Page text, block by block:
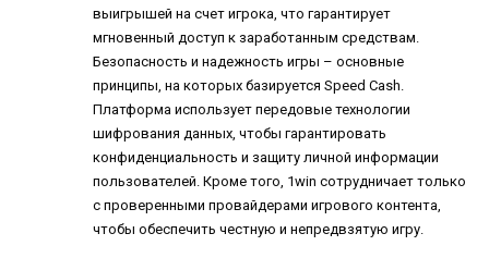
выигрышей на счет игрока, что гарантирует
мгновенный доступ к заработанным средствам.
Безопасность и надежность игры – основные
принципы, на которых базируется Speed Cash.
Платформа использует передовые технологии
шифрования данных, чтобы гарантировать
конфиденциальность и защиту личной информации
пользователей. Кроме того, 1win сотрудничает только
с проверенными провайдерами игрового контента,
чтобы обеспечить честную и непредвзятую игру.